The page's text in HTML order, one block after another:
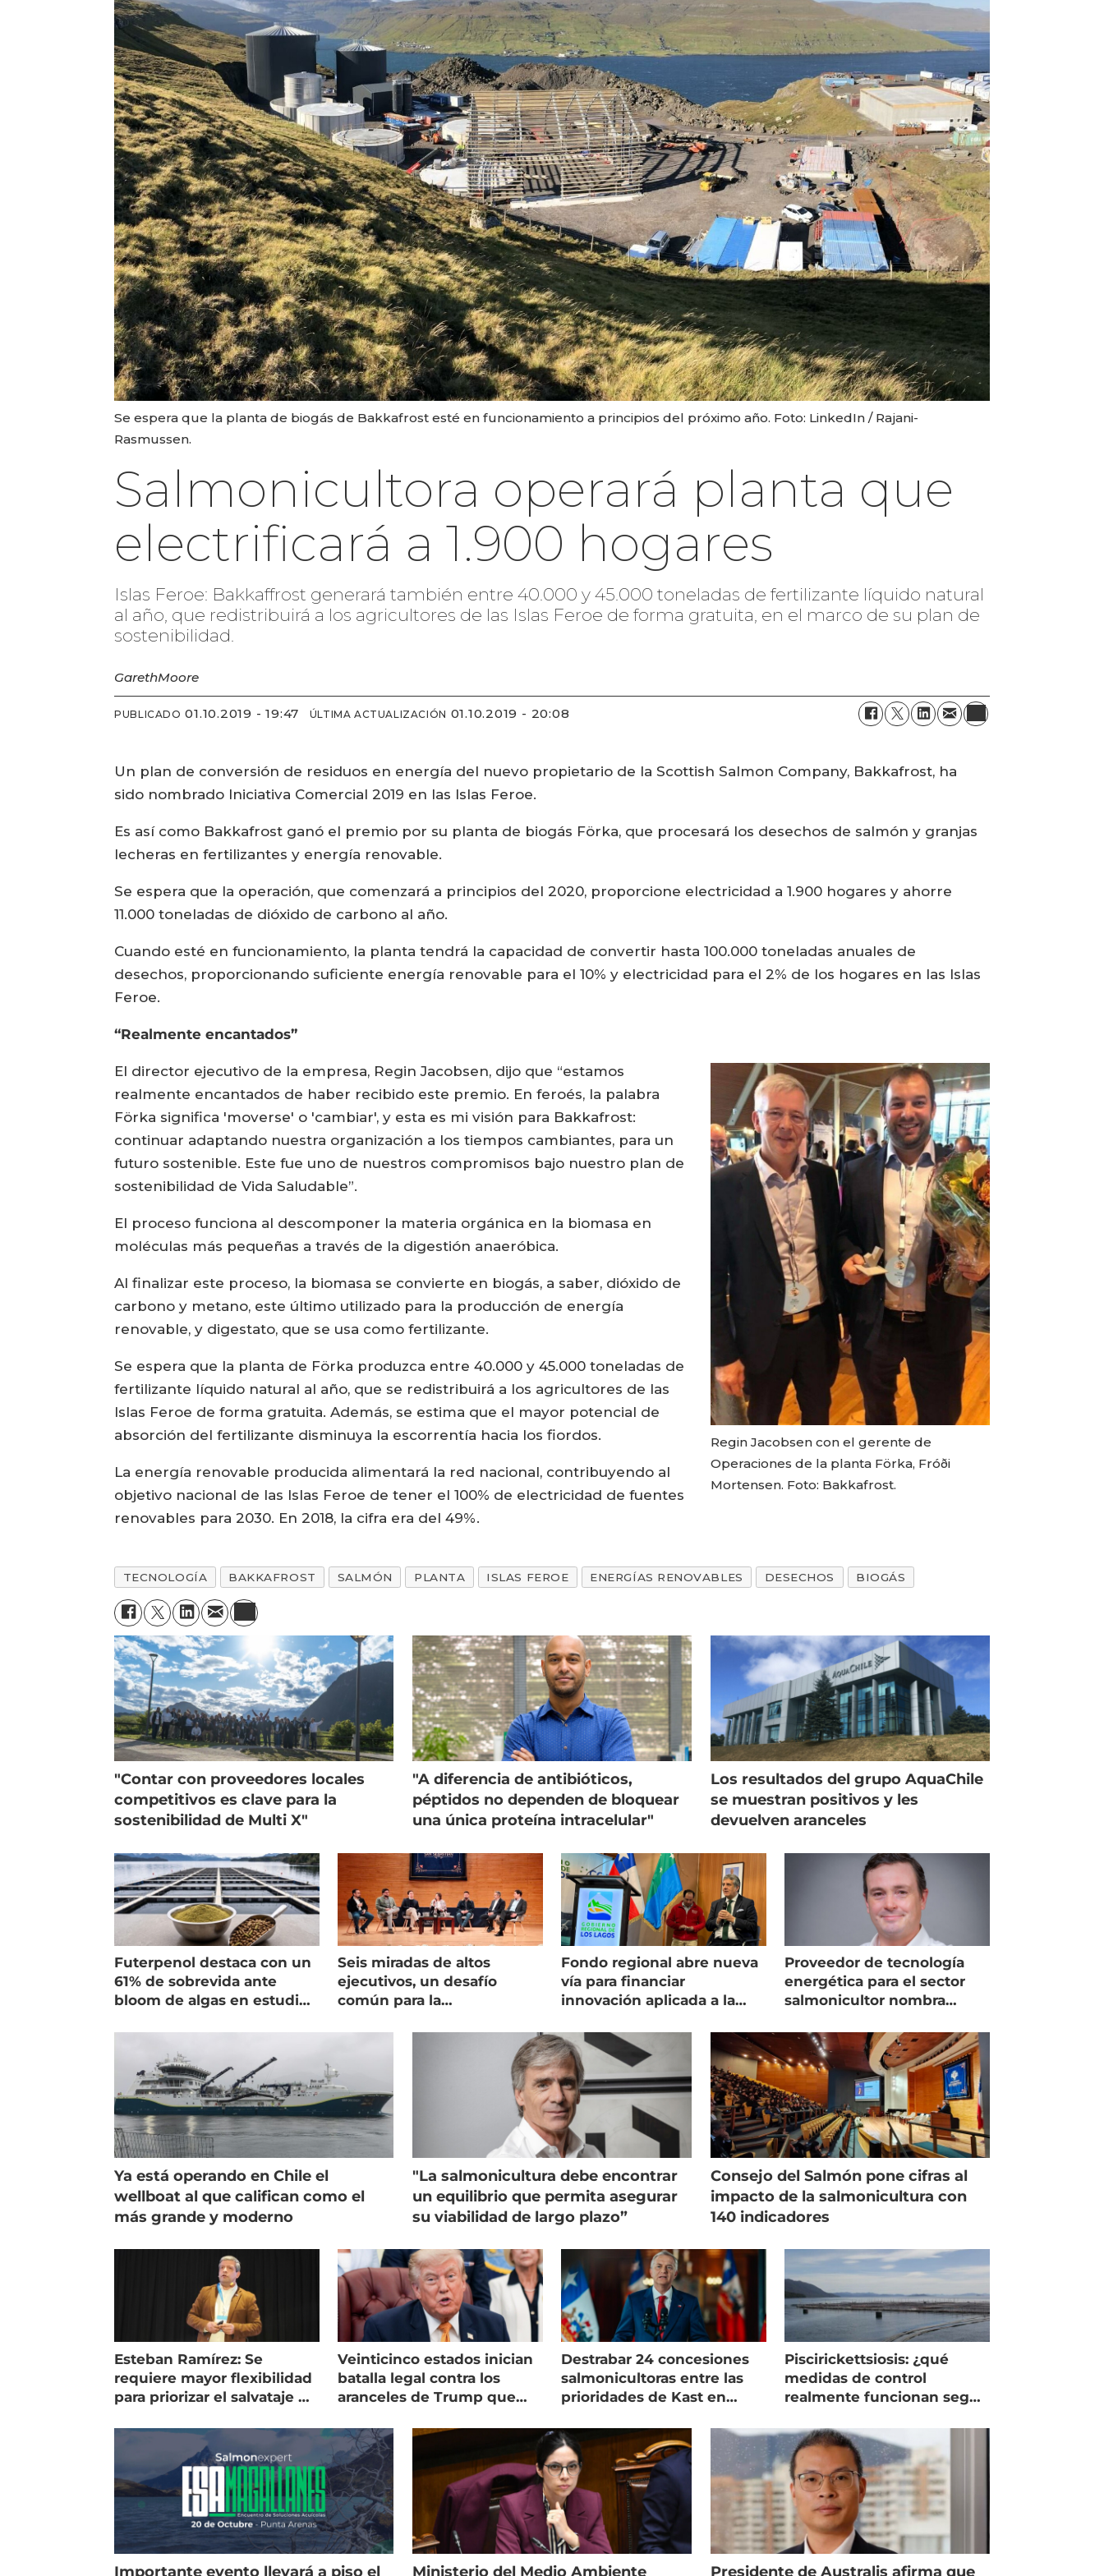
Se espera que la planta de biogás de Bakkafrost esté en funcionamiento a principios del próximo año. Foto: LinkedIn / Rajani-
Rasmussen.
Salmonicultora operará planta que
electrificará a 1.900 hogares
Islas Feroe: Bakkaffrost generará también entre 40.000 y 45.000 toneladas de fertilizante líquido natural
al año, que redistribuirá a los agricultores de las Islas Feroe de forma gratuita, en el marco de su plan de
sostenibilidad.
GarethMoore
PUBLICADO 01.10.2019 - 19:47 ÚLTIMA ACTUALIZACIÓN 01.10.2019 - 20:08
Un plan de conversión de residuos en energía del nuevo propietario de la Scottish Salmon Company, Bakkafrost, ha
sido nombrado Iniciativa Comercial 2019 en las Islas Feroe.
Es así como Bakkafrost ganó el premio por su planta de biogás Förka, que procesará los desechos de salmón y granjas
lecheras en fertilizantes y energía renovable.
Se espera que la operación, que comenzará a principios del 2020, proporcione electricidad a 1.900 hogares y ahorre
11.000 toneladas de dióxido de carbono al año.
Cuando esté en funcionamiento, la planta tendrá la capacidad de convertir hasta 100.000 toneladas anuales de
desechos, proporcionando suficiente energía renovable para el 10% y electricidad para el 2% de los hogares en las Islas
Feroe.
“Realmente encantados”
Regin Jacobsen con el gerente de
Operaciones de la planta Förka, Fróði
Mortensen. Foto: Bakkafrost.
El director ejecutivo de la empresa, Regin Jacobsen, dijo que “estamos
realmente encantados de haber recibido este premio. En feroés, la palabra
Förka significa 'moverse' o 'cambiar', y esta es mi visión para Bakkafrost:
continuar adaptando nuestra organización a los tiempos cambiantes, para un
futuro sostenible. Este fue uno de nuestros compromisos bajo nuestro plan de
sostenibilidad de Vida Saludable”.
El proceso funciona al descomponer la materia orgánica en la biomasa en
moléculas más pequeñas a través de la digestión anaeróbica.
Al finalizar este proceso, la biomasa se convierte en biogás, a saber, dióxido de
carbono y metano, este último utilizado para la producción de energía
renovable, y digestato, que se usa como fertilizante.
Se espera que la planta de Förka produzca entre 40.000 y 45.000 toneladas de
fertilizante líquido natural al año, que se redistribuirá a los agricultores de las
Islas Feroe de forma gratuita. Además, se estima que el mayor potencial de
absorción del fertilizante disminuya la escorrentía hacia los fiordos.
La energía renovable producida alimentará la red nacional, contribuyendo al
objetivo nacional de las Islas Feroe de tener el 100% de electricidad de fuentes
renovables para 2030. En 2018, la cifra era del 49%.
TECNOLOGÍA BAKKAFROST SALMÓN PLANTA ISLAS FEROE ENERGÍAS RENOVABLES DESECHOS BIOGÁS
"Contar con proveedores locales
competitivos es clave para la
sostenibilidad de Multi X"
"A diferencia de antibióticos,
péptidos no dependen de bloquear
una única proteína intracelular"
Los resultados del grupo AquaChile
se muestran positivos y les
devuelven aranceles
Futerpenol destaca con un
61% de sobrevida ante
bloom de algas en estudio
Seis miradas de altos
ejecutivos, un desafío
común para la
Fondo regional abre nueva
vía para financiar
innovación aplicada a la
Proveedor de tecnología
energética para el sector
salmonicultor nombra
Ya está operando en Chile el
wellboat al que califican como el
más grande y moderno
"La salmonicultura debe encontrar
un equilibrio que permita asegurar
su viabilidad de largo plazo”
Consejo del Salmón pone cifras al
impacto de la salmonicultura con
140 indicadores
Esteban Ramírez: Se
requiere mayor flexibilidad
para priorizar el salvataje de
Veinticinco estados inician
batalla legal contra los
aranceles de Trump que
Destrabar 24 concesiones
salmonicultoras entre las
prioridades de Kast en
Piscirickettsiosis: ¿qué
medidas de control
realmente funcionan según
Importante evento llevará a piso el Ministerio del Medio Ambiente Presidente de Australis afirma que